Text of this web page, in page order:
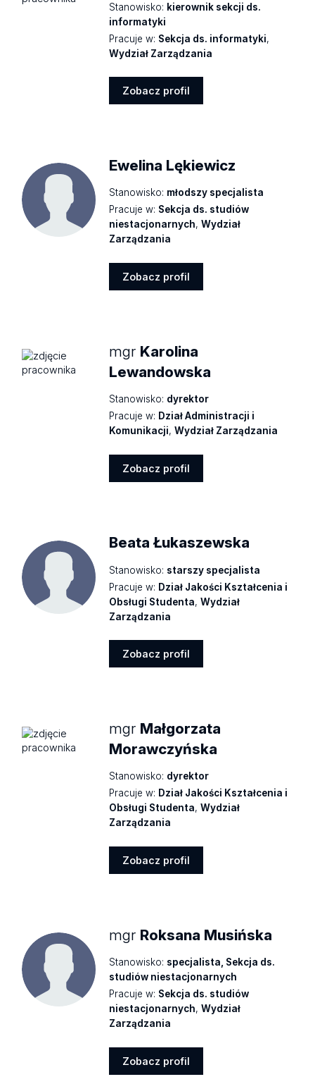
Stanowisko: kierownik sekcji ds.
informatyki
Pracuje w: Sekcja ds. informatyki,
Wydział Zarządzania
Zobacz profil
Ewelina Lękiewicz
Stanowisko: młodszy specjalista
Pracuje w: Sekcja ds. studiów
niestacjonarnych,Wydział
Zarządzania
Zobacz profil
mgr Karolina
Lewandowska
Stanowisko: dyrektor
Pracuje w: Dział Administracji i
Komunikacji,Wydział Zarządzania
Zobacz profil
Beata Łukaszewska
Stanowisko: starszy specjalista
Pracuje w: Dział Jakości Kształcenia i
Obsługi Studenta,Wydział
Zarządzania
Zobacz profil
mgr Małgorzata
Morawczyńska
Stanowisko: dyrektor
Pracuje w: Dział Jakości Kształcenia i
Obsługi Studenta,Wydział
Zarządzania
Zobacz profil
mgr Roksana Musińska
Stanowisko: specjalista, Sekcja ds.
studiów niestacjonarnych
Pracuje w: Sekcja ds. studiów
niestacjonarnych,Wydział
Zarządzania
Zobacz profil